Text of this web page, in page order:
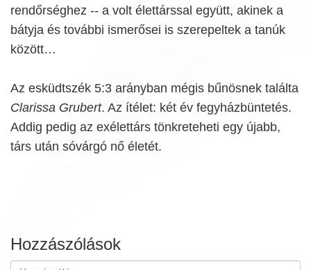
rendőrséghez -- a volt élettárssal együtt, akinek a
bátyja és további ismerősei is szerepeltek a tanúk
között…
Az esküdtszék 5:3 arányban mégis bűnösnek találta
Clarissa Grubert. Az ítélet: két év fegyházbüntetés.
Addig pedig az exélettárs tönkreteheti egy újabb,
társ után sóvárgó nő életét.
Hozzászólások